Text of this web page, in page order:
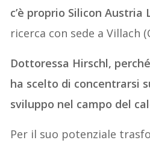
c’è proprio Silicon Austria
ricerca con sede a Villach
Dottoressa Hirschl,
ha scelto di concentrarsi
sviluppo nel campo del
Per il suo potenziale